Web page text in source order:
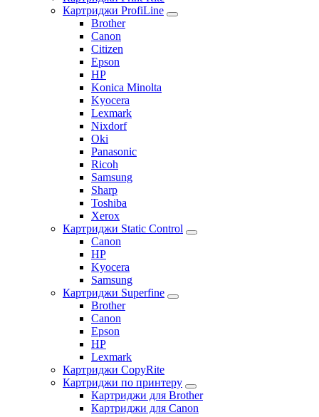
Картриджи ProfiLine
Brother
Canon
Citizen
Epson
HP
Konica Minolta
Kyocera
Lexmark
Nixdorf
Oki
Panasonic
Ricoh
Samsung
Sharp
Toshiba
Xerox
Картриджи Static Control
Canon
HP
Kyocera
Samsung
Картриджи Superfine
Brother
Canon
Epson
HP
Lexmark
Картриджи CopyRite
Картриджи по принтеру
Картриджи для Brother
Картриджи для Canon